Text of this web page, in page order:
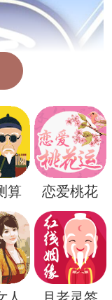
情景也有其独
过程可能暗示
处理或者改变
鸡则可能代表
算 恋爱桃花